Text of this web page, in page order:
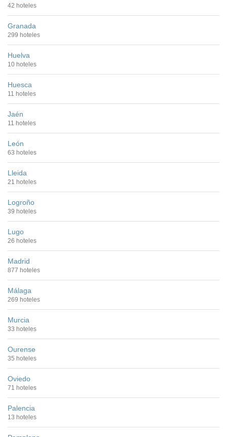
42 hoteles
Granada
299 hoteles
Huelva
10 hoteles
Huesca
11 hoteles
Jaén
11 hoteles
León
63 hoteles
Lleida
21 hoteles
Logroño
39 hoteles
Lugo
26 hoteles
Madrid
877 hoteles
Málaga
269 hoteles
Murcia
33 hoteles
Ourense
35 hoteles
Oviedo
71 hoteles
Palencia
13 hoteles